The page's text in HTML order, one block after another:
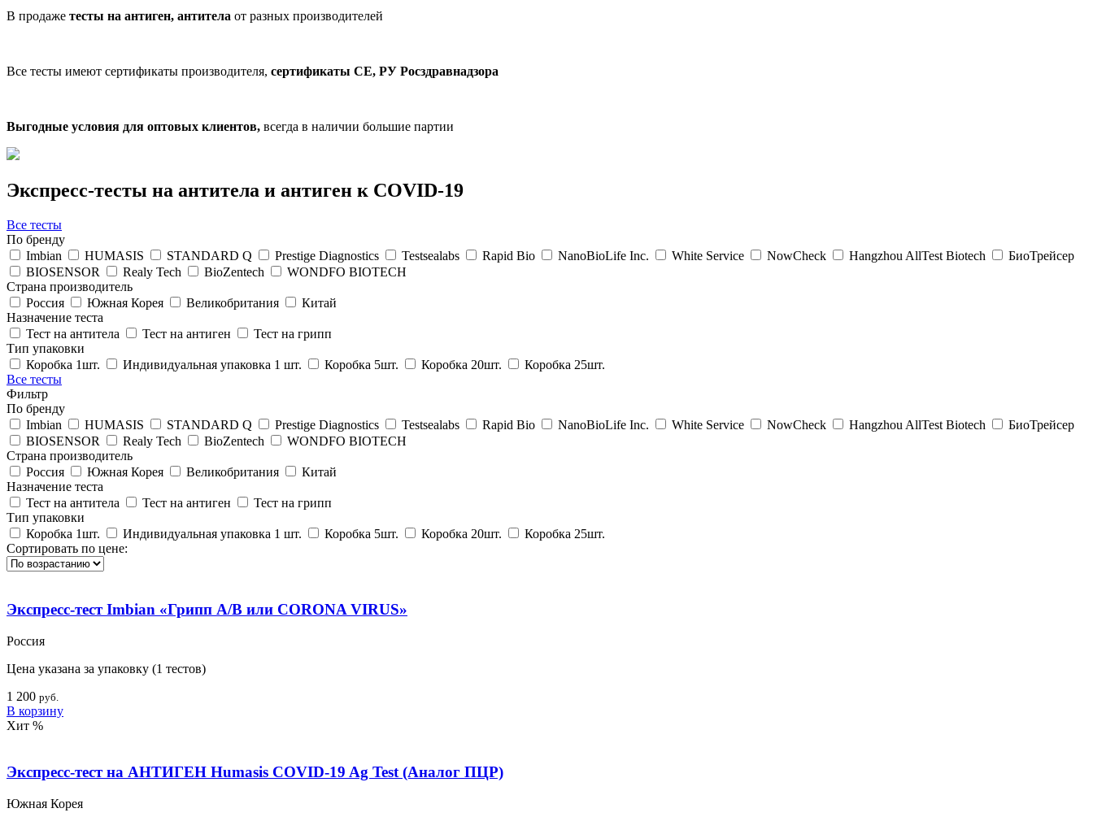
В продаже тесты на антиген, антитела от разных производителей
Все тесты имеют сертификаты производителя, сертификаты СЕ, РУ Росздравнадзора
Выгодные условия для оптовых клиентов, всегда в наличии большие партии
Экспресс-тесты на антитела и антиген к COVID-19
Все тесты
По бренду
Imbian
HUMASIS STANDARD Q Prestige Diagnostics Testsealabs Rapid Bio NanoBioLife Inc. White Service NowCheck Hangzhou AllTest Biotech
БиоТрейсер
BIOSENSOR
Realy Tech BioZentech
WONDFO BIOTECH
Страна производитель
Россия
Южная Корея Великобритания
Китай
Назначение теста
Тест на антитела
Тест на антиген
Тест на грипп
Тип упаковки
Коробка 1шт.
Индивидуальная упаковка 1 шт. Коробка 5шт. Коробка 20шт.
Коробка 25шт.
Все тесты
Фильтр
По бренду
Imbian
HUMASIS STANDARD Q Prestige Diagnostics Testsealabs Rapid Bio NanoBioLife Inc. White Service NowCheck Hangzhou AllTest Biotech
БиоТрейсер
BIOSENSOR
Realy Tech BioZentech
WONDFO BIOTECH
Страна производитель
Россия
Южная Корея Великобритания
Китай
Назначение теста
Тест на антитела
Тест на антиген
Тест на грипп
Тип упаковки
Коробка 1шт.
Индивидуальная упаковка 1 шт. Коробка 5шт. Коробка 20шт.
Коробка 25шт.
Сортировать по цене:
Экспресс-тест Imbian «Грипп А/В или CORONA VIRUS»
Россия
Цена указана за упаковку (1 тестов)
1 200 руб.
В корзину
Хит %
Экспресс-тест на АНТИГЕН Humasis COVID-19 Ag Test (Аналог ПЦР)
Южная Корея